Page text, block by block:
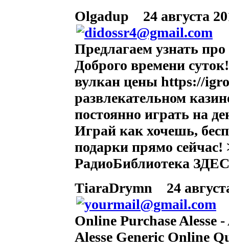
Olgadup
24 августа
Предлагаем узнать
Доброго времени
вулкан цены https://
развлекательном
постоянно играть на
Играй как хочешь,
подарки прямо
РадиоБиблиотека
TiaraDrymn
24
Online Purchase Alesse
Alesse Generic Online